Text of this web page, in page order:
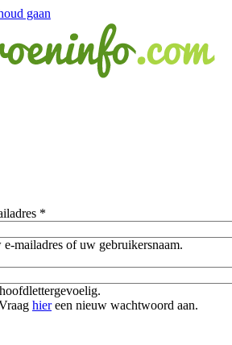
gaan
*
mailadres of uw gebruikersnaam.
hiereen nieuw wachtwoord aan.